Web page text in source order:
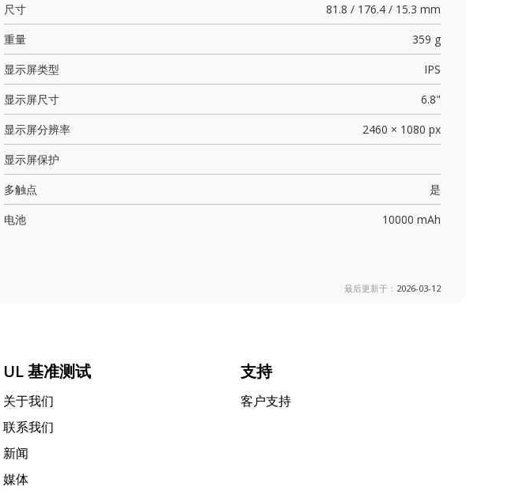
尺寸
81.8 / 176.4 / 15.3 mm
重量
359 g
显示屏类型
IPS
显示屏尺寸
6.8"
显示屏分辨率
2460 × 1080 px
显示屏保护
多触点
是
电池
10000 mAh
最后更新于： 2026-03-12
UL 基准测试
关于我们
联系我们
新闻
媒体
支持
客户支持